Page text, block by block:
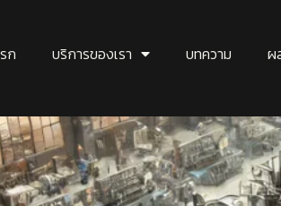
ก บริการของเรา บทความ ผ